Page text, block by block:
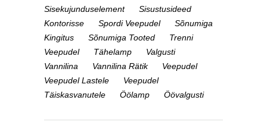
Sisekujunduselement
Sisustusideed
Kontorisse
Spordi Veepudel
Sõnumiga
Kingitus
Sõnumiga Tooted
Trenni
Veepudel
Tähelamp
Valgusti
Vannilina
Vannilina Rätik
Veepudel
Veepudel Lastele
Veepudel
Täiskasvanutele
Öölamp Öövalgusti